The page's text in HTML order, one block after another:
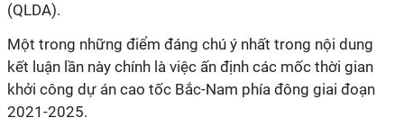
(QLDA).
Một trong những điểm đáng chú ý nhất trong nội dung
kết luận lần này chính là việc ấn định các mốc thời gian
khởi công dự án cao tốc Bắc-Nam phía đông giai đoạn
2021-2025.